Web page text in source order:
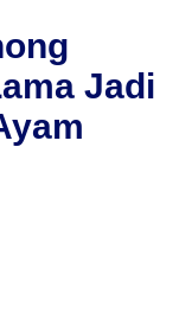
Jadi